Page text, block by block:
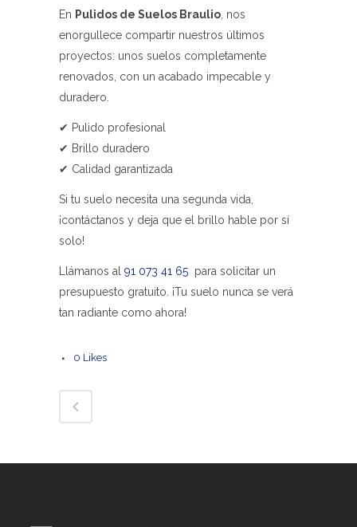
En Pulidos de Suelos Braulio , nos
enorgullece compartir nuestros últimos
proyectos: unos suelos completamente
renovados, con un acabado impecable y
duradero.
✔ Pulido profesional
✔ Brillo duradero
✔ Calidad garantizada
Si tu suelo necesita una segunda vida,
¡contáctanos y deja que el brillo hable por sí
solo!
Llámanos al 91 073 41 65 para solicitar un
presupuesto gratuito. ¡Tu suelo nunca se verá
tan radiante como ahora!
0 Likes